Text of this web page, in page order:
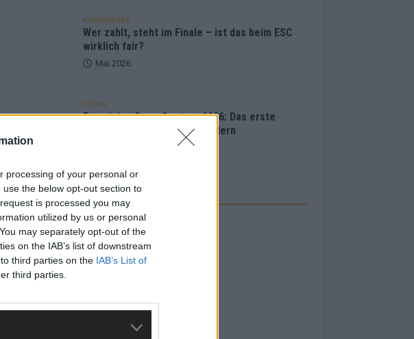
processing of your personal or
the below opt-out section to
is processed you may
utilized by us or personal
may separately opt-out of the
on the IAB’s list of downstream
third parties on the IAB’s List of
third parties.
KOMMENTAR
Wer zahlt, steht im Finale – ist das beim ESC
wirklich fair?
Mai 2026
EXTRA
Eurovision Song Contest 2026: Das erste
Halbfinale – der Abend in Bildern